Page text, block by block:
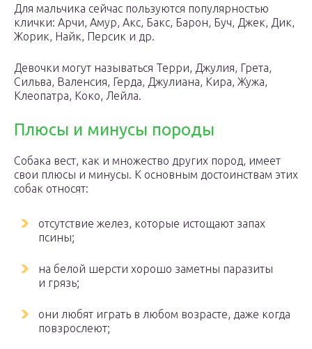
Для мальчика сейчас пользуются популярностью
клички: Арчи, Амур, Акс, Бакс, Барон, Буч, Джек, Дик,
Жорик, Найк, Персик и др.
Девочки могут называться Терри, Джулия, Грета,
Сильва, Валенсия, Герда, Джулиана, Кира, Жужа,
Клеопатра, Коко, Лейла.
Плюсы и минусы породы
Собака вест, как и множество других пород, имеет
свои плюсы и минусы. К основным достоинствам этих
собак относят:
отсутствие желез, которые истощают запах
псины;
на белой шерсти хорошо заметны паразиты
и грязь;
они любят играть в любом возрасте, даже когда
повзрослеют;